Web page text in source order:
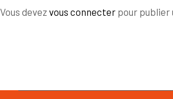
Vous devez vous connecter pour publier